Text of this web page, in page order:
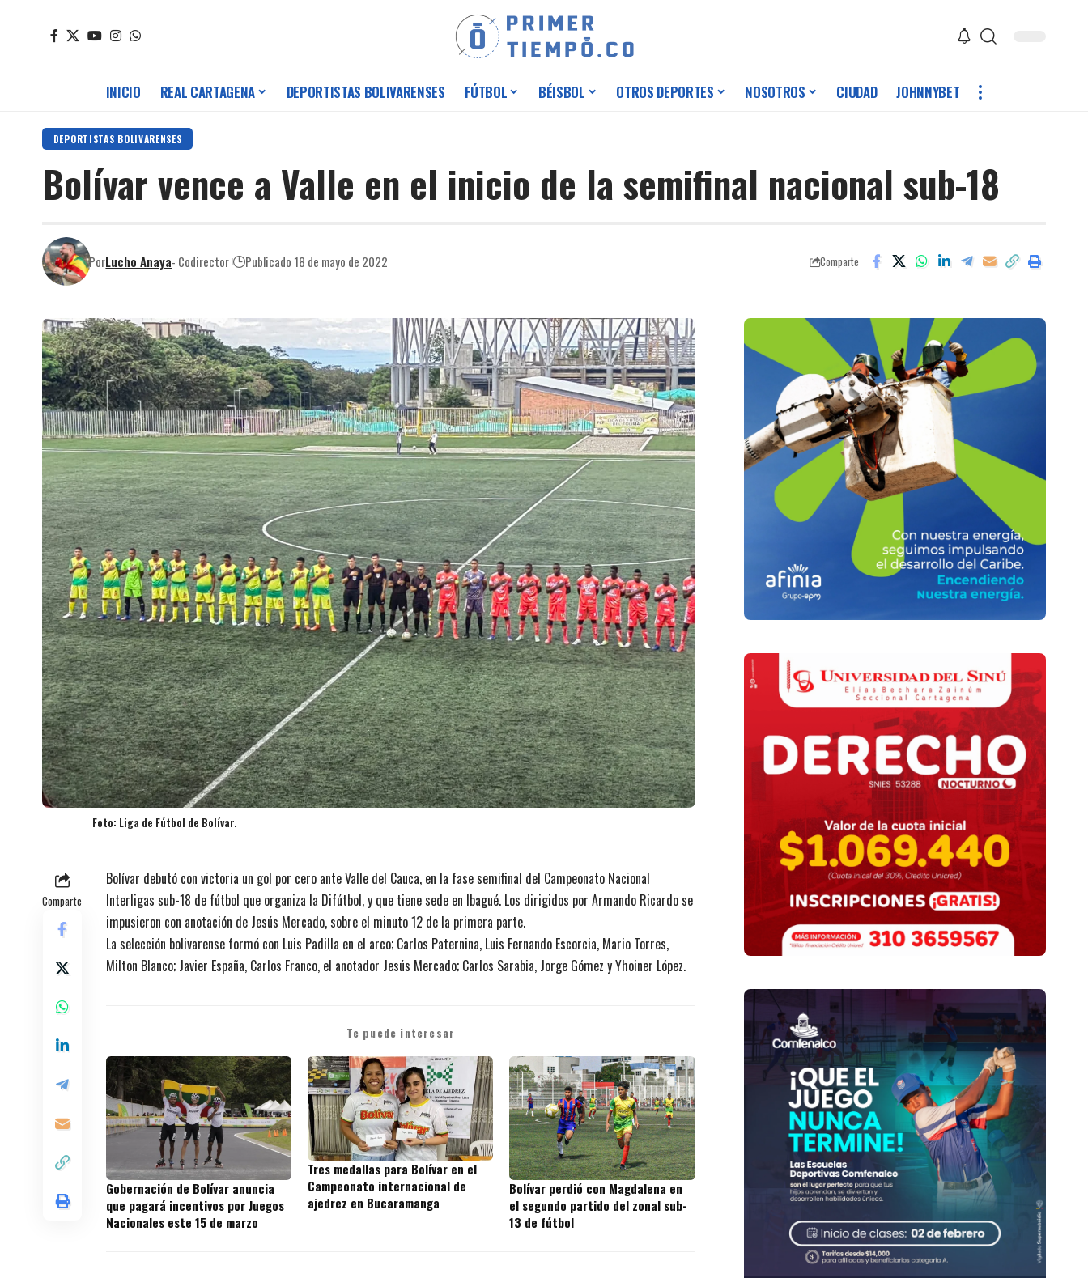
INICIO REAL CARTAGENA DEPORTISTAS BOLIVARENSES FÚTBOL BÉISBOL OTROS DEPORTES NOSOTROS CIUDAD JOHNNYBET
DEPORTISTAS BOLIVARENSES
Bolívar vence a Valle en el inicio de la semifinal nacional sub-18
PorLucho Anaya- Codirector Publicado 18 de mayo de 2022 Comparte
Foto: Liga de Fútbol de Bolívar.
Comparte
Bolívar debutó con victoria un gol por cero ante Valle del Cauca, en la fase semifinal del Campeonato Nacional
Interligas sub-18 de fútbol que organiza la Difútbol, y que tiene sede en Ibagué. Los dirigidos por Armando Ricardo se
impusieron con anotación de Jesús Mercado, sobre el minuto 12 de la primera parte.
La selección bolivarense formó con Luis Padilla en el arco; Carlos Paternina, Luis Fernando Escorcia, Mario Torres,
Milton Blanco; Javier España, Carlos Franco, el anotador Jesús Mercado; Carlos Sarabia, Jorge Gómez y Yhoiner López.
Te puede interesar
Gobernación de Bolívar anuncia
que pagará incentivos por Juegos
Nacionales este 15 de marzo
Tres medallas para Bolívar en el
Campeonato internacional de
ajedrez en Bucaramanga
Bolívar perdió con Magdalena en
el segundo partido del zonal sub-
13 de fútbol